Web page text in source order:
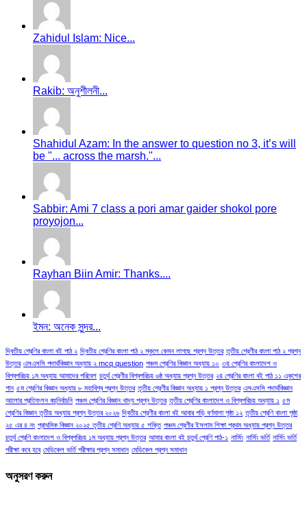
Zahidul Islam: Nice...
Rakib: অনুশীলনী...
Shahidul Azam: In the answer to question no 3, it’s will
be "... across the marsh."...
Sabbir: Ami 7 class a pori amar gaider shokol pore
proyojon...
Rayhan Biin Amir: Thanks....
ইমন: অনেক সুন্দর...
দ্বিতীয় শ্রেণির বাংলা বই পাঠ ২ দ্বিতীয় শ্রেণির বাংলা পাঠ ২ স্কুলে কেমন লাগছে প্রশ্ন উত্তর তৃতীয় শ্রেণীর বাংলা পাঠ ২ প্রশ্ন
উত্তর এসএসসি পদার্থবিজ্ঞান অধ্যায় ২ mcq question পঞ্চম শ্রেণির বিজ্ঞান অধ্যায় ১০ ৩য় শ্রেণির বাংলাদেশ ও
বিশ্বপরিচয় ১ম অধ্যায় আমাদের পরিবেশ চতুর্থ শ্রেণীর বিশ্বপরিচয় ৬ষ্ঠ অধ্যায় প্রশ্ন উত্তর ২য় শ্রেণির বাংলা বই পাঠ ১১ একুশের
গান ৫ম শ্রেণির বিজ্ঞান অধ্যায় ৮ মহাবিশ্ব প্রশ্ন উত্তর তৃতীয় শ্রেণীর বিজ্ঞান অধ্যায় ১ প্রশ্ন উত্তর এসএসসি পদার্থবিজ্ঞান
আলোর প্রতিফলন বহুনির্বাচনি পঞ্চম শ্রেণির বিজ্ঞান খাদ্য প্রশ্ন উত্তর তৃতীয় শ্রেণির বাংলাদেশ ও বিশ্বপরিচয় অধ্যায় ১ ৫ম
শ্রেণির বিজ্ঞান তৃতীয় অধ্যায় প্রশ্ন উত্তর ২০২৬ দ্বিতীয় শ্রেণীর বাংলা বই আবার পড়ি বর্ণমালা পৃষ্ঠা ১২ তৃতীয় শ্রেণি বাংলা পৃষ্ঠা
২৫ এর ৪ নং প্রাথমিক বিজ্ঞান ২০২৫ তৃতীয় শ্রেণি অধ্যায় ৫ শক্তি পঞ্চম শ্রেণীর ইসলাম শিক্ষা প্রথম অধ্যায় প্রশ্ন উত্তর
চতুর্থ শ্রেণি বাংলাদেশ ও বিশ্বপরিচয় ১ম অধ্যায় প্রশ্ন উত্তর আমার বাংলা বই চতুর্থ শ্রেণি পাঠ-১ নার্সিং নার্সিং ভর্তি নার্সিং ভর্তি
পরীক্ষা কবে হবে মেডিকেল ভর্তি পরীক্ষার প্রশ্ন সমাধান মেডিকেল প্রশ্ন সমাধান
অনুসরণ করুন